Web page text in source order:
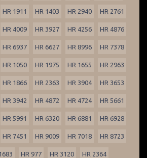
HR 1911 HR 1403 HR 2940 HR 2761
HR 4009 HR 3927 HR 4256 HR 4876
HR 6937 HR 6627 HR 8996 HR 7378
HR 1050 HR 1975 HR 1655 HR 2963
HR 1866 HR 2363 HR 3904 HR 3653
HR 3942 HR 4872 HR 4724 HR 5661
HR 5991 HR 6320 HR 6881 HR 6928
HR 7451 HR 9009 HR 7018 HR 8723
HR 977 HR 3120 HR 2364